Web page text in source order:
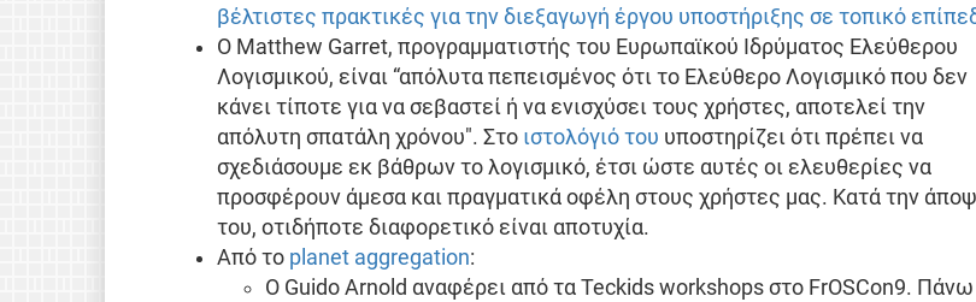
βέλτιστες πρακτικές για την διεξαγωγή έργου υποστήριξης σε τοπικό
Ο Matthew Garret, προγραμματιστής του Ευρωπαϊκού Ιδρύματος Ελεύθερου
Λογισμικού, είναι “απόλυτα πεπεισμένος ότι το Ελεύθερο Λογισμικό που δεν
κάνει τίποτε για να σεβαστεί ή να ενισχύσει τους χρήστες, αποτελεί την
απόλυτη σπατάλη χρόνου". Στο ιστολόγιό του υποστηρίζει ότι πρέπει να
σχεδιάσουμε εκ βάθρων το λογισμικό, έτσι ώστε αυτές οι ελευθερίες να
προσφέρουν άμεσα και πραγματικά οφέλη στους χρήστες μας. Κατά την
του, οτιδήποτε διαφορετικό είναι αποτυχία.
Από το planet aggregation:
Ο Guido Arnold αναφέρει από τα Teckids workshops στο FrOSCon9. Πάνω